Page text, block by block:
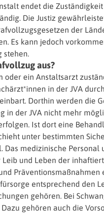
endet die
Die Justiz
der
Es kann jedoch
stehen.
aus?
ein Anstaltsarzt
in der JVA
Dorthin werden die
in der JVA nicht mehr
Ist dort eine
unter bestimmten
medizinische
und Leben der
entsprechend den
gehören. Bei
gehören auch die